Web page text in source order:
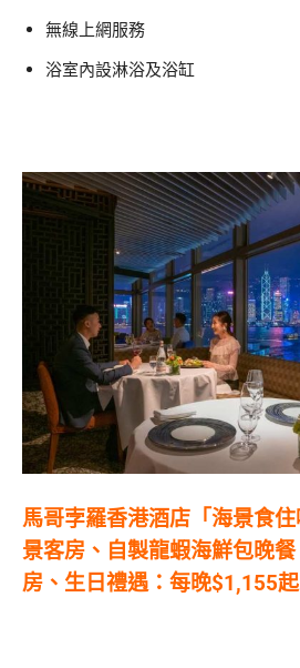
無線上網服務
浴室內設淋浴及浴缸
馬哥孛羅香港酒店「海景食
景客房、自製龍蝦海鮮包晚
房、生日禮遇：每晚$1,155